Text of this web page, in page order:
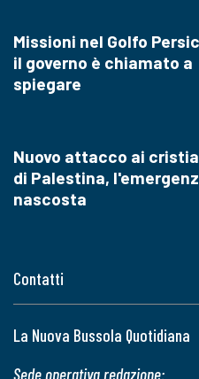
Contatti
La Nuova Bussola Quotidiana
Sede operativa redazione:
Missioni nel Golfo
il governo è chiamato a
spiegare
Nuovo attacco ai
di Palestina,
nascosta